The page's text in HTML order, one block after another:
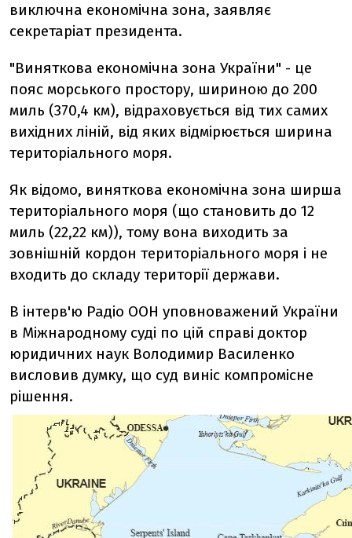
виключна економічна зона, заявляє
секретаріат президента.
"Виняткова економічна зона України" - це
пояс морського простору, шириною до 200
миль (370,4 км), відраховується від тих самих
вихідних ліній, від яких відмірюється ширина
територіального моря.
Як відомо, виняткова економічна зона ширша
територіального моря (що становить до 12
миль (22,22 км)), тому вона виходить за
зовнішній кордон територіального моря і не
входить до складу території держави.
В інтерв'ю Радіо ООН уповноважений України
в Міжнародному суді по цій справі доктор
юридичних наук Володимир Василенко
висловив думку, що суд виніс компромісне
рішення.